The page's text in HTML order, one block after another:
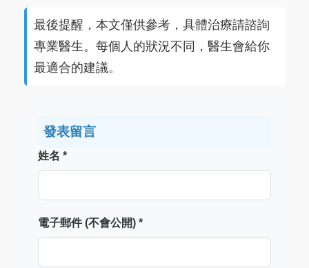
最後提醒，本文僅供參考，具體治療請諮詢
專業醫生。每個人的狀況不同，醫生會給你
最適合的建議。
發表留言
姓名 *
電子郵件 (不會公開) *